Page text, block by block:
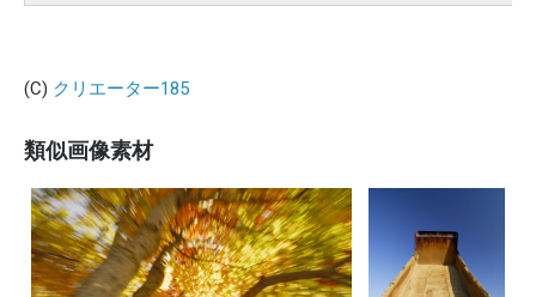
(C) クリエーター185
類似画像素材